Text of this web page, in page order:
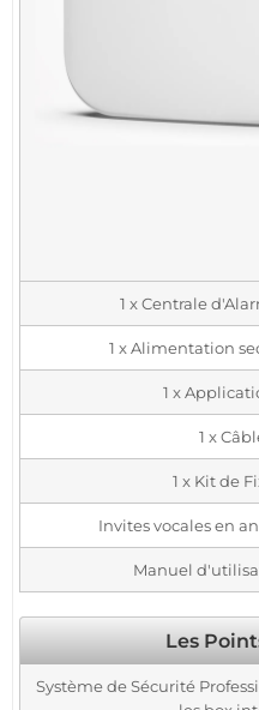
1 x Centrale
1 x Alimentation
1 x
1 x
1 x Kit de
Invites vocales en
Manuel
Les
Système de Sécurité